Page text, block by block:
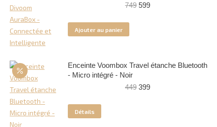
749 Le
599Le
Ajouter au panier
Enceinte Voombox Travel étanche Bluetooth
- Micro intégré - Noir
449 Le
399Le
Détails